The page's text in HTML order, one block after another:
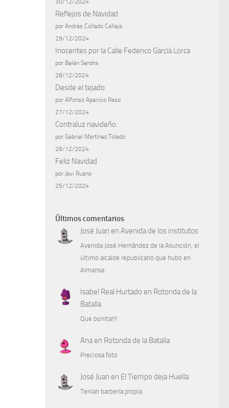
30/12/2024
Reflejos de Navidad
por Andrés Collado Calleja
29/12/2024
Inocentes por la Calle Federico García Lorca
por Belén Sendra
28/12/2024
Desde el tejado
por Alfonso Aparicio Raso
27/12/2024
Contraluz navideño.
por Gabriel Martínez Toledo
26/12/2024
Feliz Navidad
por Javi Ruano
25/12/2024
Últimos comentarios
José Juan en Avenida de los institutos
Avenida José Hernández de la Asunción, el
último alcalde republicano que hubo en
Almansa
Isabel Real Hurtado en Rotonda de la
Batalla
Que bonita!!!!
Anaen Rotonda de la Batalla
Preciosa foto
José Juan en El Tiempo deja Huella
Tenían barbería propia